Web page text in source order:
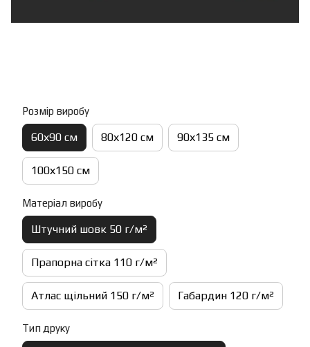
Розмір виробу
60х90 см 80х120 см 90х135 см
100х150 см
Матеріал виробу
Штучний шовк 50 г/м²
Прапорна сітка 110 г/м²
Атлас щільний 150 г/м² Габардин 120 г/м²
Тип друку